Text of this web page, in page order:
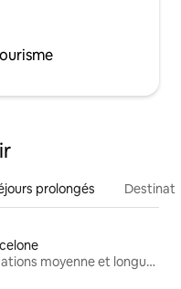
prolongés
Locations moyenne et longue durée